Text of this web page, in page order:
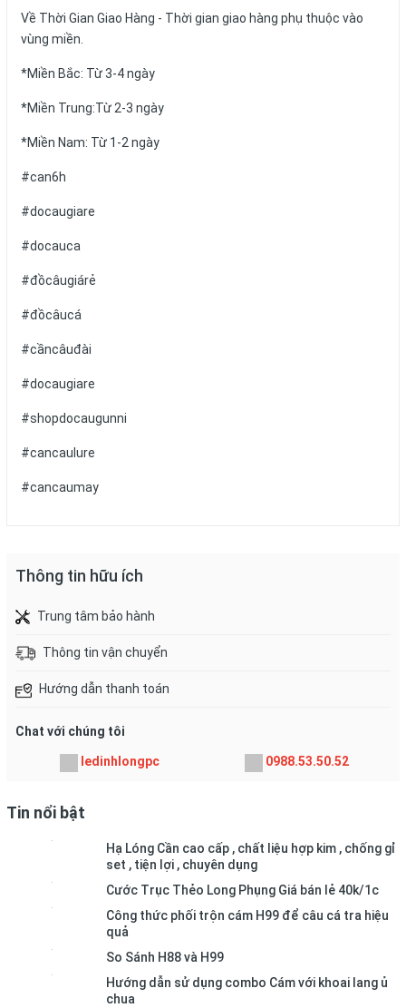
Về Thời Gian Giao Hàng - Thời gian giao hàng phụ thuộc vào
vùng miền.
*Miền Bắc: Từ 3-4 ngày
*Miền Trung:Từ 2-3 ngày
*Miền Nam: Từ 1-2 ngày
#can6h
#docaugiare
#docauca
#đồcâugiárẻ
#đồcâucá
#cầncâuđài
#docaugiare
#shopdocaugunni
#cancaulure
#cancaumay
Thông tin hữu ích
Trung tâm bảo hành
Thông tin vận chuyển
Hướng dẫn thanh toán
Chat với chúng tôi
ledinhlongpc 0988.53.50.52
Tin nổi bật
Hạ Lóng Cần cao cấp , chất liệu hợp kim , chống gỉ
set , tiện lợi , chuyên dụng
Cước Trục Thẻo Long Phụng Giá bán lẻ 40k/1c
Công thức phối trộn cám H99 để câu cá tra hiệu
quả
So Sánh H88 và H99
Hướng dẫn sử dụng combo Cám với khoai lang ủ
chua